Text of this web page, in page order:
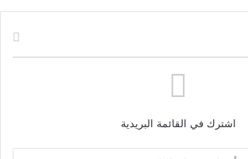
اشترك في القائمة البريدية